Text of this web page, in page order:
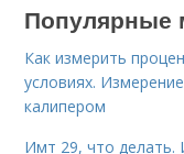
Популярные
Как измерить
условиях.
калипером
Имт 29, что делать.